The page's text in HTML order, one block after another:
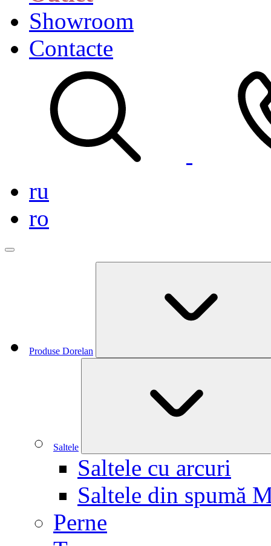
Showroom
Contacte
ru
ro
Produse Dorelan
Saltele
Saltele cu arcuri
Saltele din spumă
Perne